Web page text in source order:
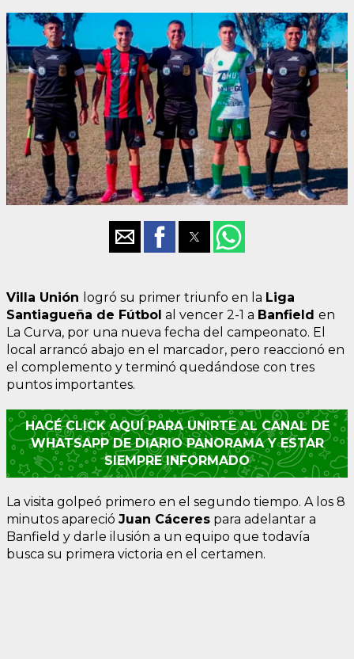
Villa Unión logró su primer triunfo en la Liga
Santiagueña de Fútbol al vencer 2-1 a Banfield en
La Curva, por una nueva fecha del campeonato. El
local arrancó abajo en el marcador, pero reaccionó en
el complemento y terminó quedándose con tres
puntos importantes.
HACÉ CLICK AQUÍ PARA UNIRTE AL CANAL DE
WHATSAPP DE DIARIO PANORAMA Y ESTAR
SIEMPRE INFORMADO
La visita golpeó primero en el segundo tiempo. A los 8
minutos apareció Juan Cáceres para adelantar a
Banfield y darle ilusión a un equipo que todavía
busca su primera victoria en el certamen.